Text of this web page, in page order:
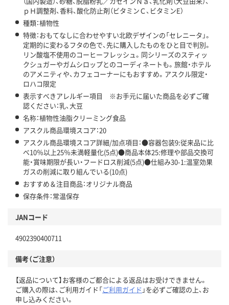
ｐＨ調整剤、香料、酸化防止剤（ビタミンＣ、ビタミンE）
種類：植物性
特徴：おもてなしに合わせやすい北欧デザインの「セレニータ」。
定期的に変わるフタの色で、先に購入したものをひと目で判別。
リン酸塩不使用のコーヒーフレッシュ。同シリーズのスティッ
クシュガーやガムシロップとのコーディネートも。旅館・ホテル
のアメニティや、カフェコーナーにもおすすめ。アスクル限定・
ロハコ限定
表示すべきアレルギー項目 ※お手元に届いた商品を必ずご確
認ください：乳、大豆
名称：植物性油脂クリーミング食品
アスクル商品環境スコア：20
アスクル商品環境スコア詳細/加点項目：●容器包装9:従来品に比
べ10％以上25％未満軽量化(5点)●商品本体25:修理や部品交換可
能・賞味期限が長い・フードロス削減(5点)●仕組み30-1:温室効果
ガスの削減に取り組んでいる(10点)
おすすめ＆注目商品：オリジナル商品
保存条件：常温保存
JANコード
4902390400711
備考（ご注意）
【返品について】お客様のご都合による返品はお受けできません。
ご購入の際は、ご利用ガイド「ご利用ガイド 」を必ずご確認の上、お
申し込みください。